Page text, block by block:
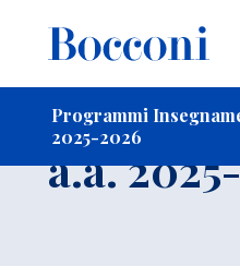
Programmi
2025-2026
-
a.a.